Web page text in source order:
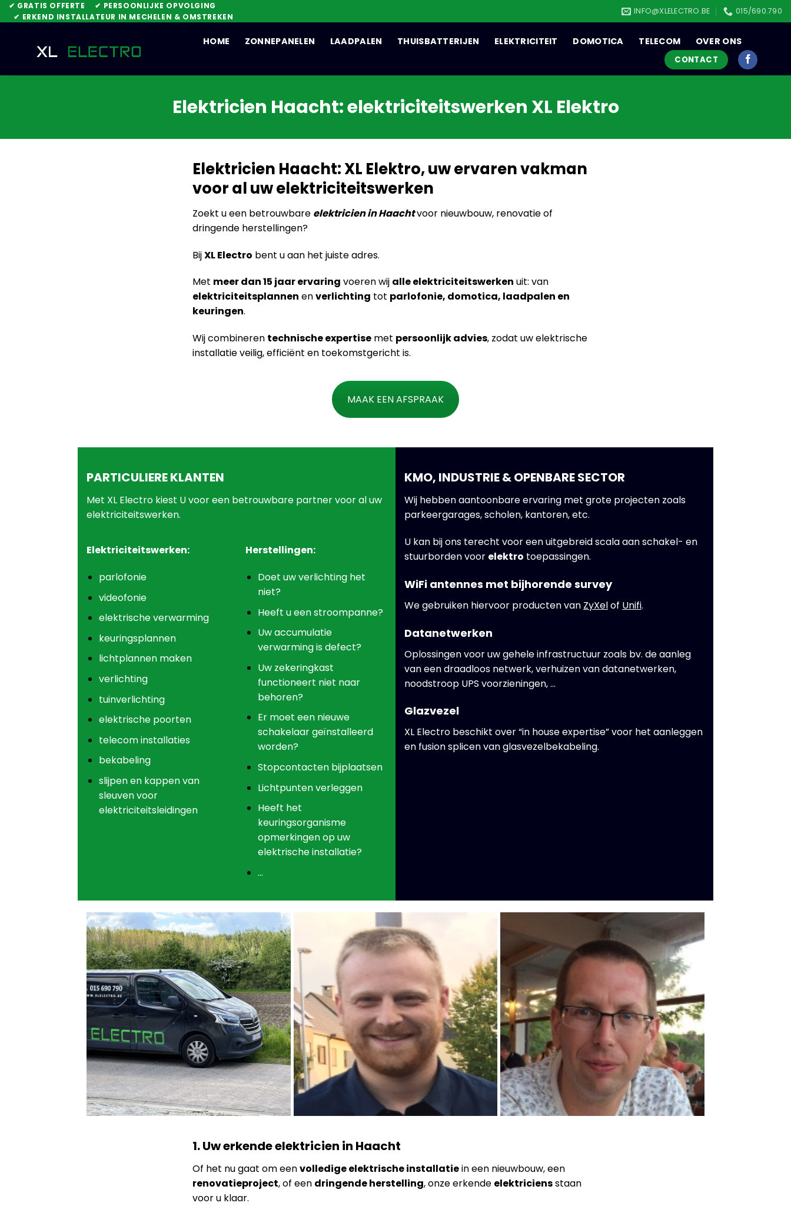
Skip
to
✔ GRATIS OFFERTE
✔ PERSOONLIJKE OPVOLGING
✔ ERKEND INSTALLATEUR IN MECHELEN & OMSTREKEN
INFO@XLELECTRO.BE 015/690.790
HOME ZONNEPANELEN LAADPALEN THUISBATTERIJEN ELEKTRICITEIT DOMOTICA TELECOM OVER ONS
CONTACT
Elektricien Haacht: elektriciteitswerken XL Elektro
Elektricien Haacht: XL Elektro, uw ervaren vakman
voor al uw elektriciteitswerken
Zoekt u een betrouwbare elektricien in Haachtvoor nieuwbouw, renovatie of
dringende herstellingen?
BijXL Electro bent u aan het juiste adres.
Met meer dan 15 jaar ervaring voeren wij alle elektriciteitswerken uit: van
elektriciteitsplannen enverlichting tot parlofonie, domotica, laadpalen en
keuringen.
Wij combineren technische expertise met persoonlijk advies, zodat uw elektrische
installatie veilig, efficiënt en toekomstgericht is.
MAAK EEN AFSPRAAK
PARTICULIERE KLANTEN
Met XL Electro kiest U voor een betrouwbare partner voor al uw
elektriciteitswerken.
Elektriciteitswerken:
parlofonie
videofonie
elektrische verwarming
keuringsplannen
lichtplannen maken
verlichting
tuinverlichting
elektrische poorten
telecom installaties
bekabeling
slijpen en kappen van
sleuven voor
elektriciteitsleidingen
Herstellingen:
Doet uw verlichting het
niet?
Heeft u een stroompanne?
Uw accumulatie
verwarming is defect?
Uw zekeringkast
functioneert niet naar
behoren?
Er moet een nieuwe
schakelaar geïnstalleerd
worden?
Stopcontacten bijplaatsen
Lichtpunten verleggen
Heeft het
keuringsorganisme
opmerkingen op uw
elektrische installatie?
…
KMO, INDUSTRIE & OPENBARE SECTOR
Wij hebben aantoonbare ervaring met grote projecten zoals
parkeergarages, scholen, kantoren, etc.
U kan bij ons terecht voor een uitgebreid scala aan schakel- en
stuurborden voor elektro toepassingen.
WiFi antennes met bijhorende survey
We gebruiken hiervoor producten van ZyXelof Unifi.
Datanetwerken
Oplossingen voor uw gehele infrastructuur zoals bv. de aanleg
van een draadloos netwerk, verhuizen van datanetwerken,
noodstroop UPS voorzieningen, …
Glazvezel
XL Electro beschikt over “in house expertise” voor het aanleggen
en fusion splicen van glasvezelbekabeling.
1. Uw erkende elektricien in Haacht
Of het nu gaat om eenvolledige elektrische installatiein een nieuwbouw, een
renovatieproject, of een dringende herstelling, onze erkende elektriciensstaan
voor u klaar.